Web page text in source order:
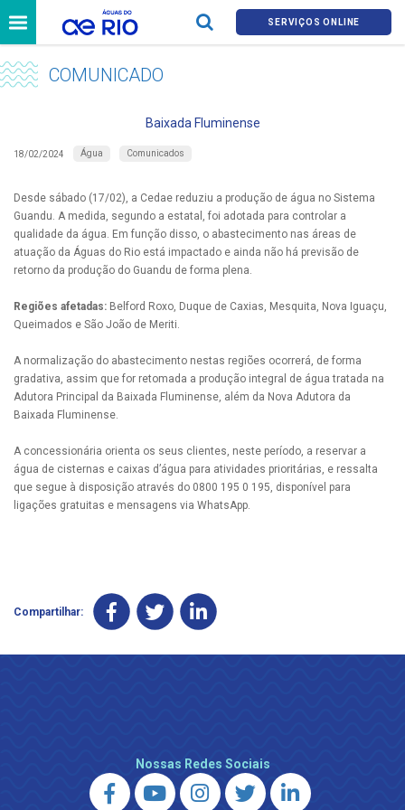
SERVIÇOS ONLINE
COMUNICADO
Baixada Fluminense
18/02/2024 Água Comunicados
Desde sábado (17/02), a Cedae reduziu a produção de água no Sistema
Guandu. A medida, segundo a estatal, foi adotada para controlar a
qualidade da água. Em função disso, o abastecimento nas áreas de
atuação da Águas do Rio está impactado e ainda não há previsão de
retorno da produção do Guandu de forma plena.
Regiões afetadas: Belford Roxo, Duque de Caxias, Mesquita, Nova Iguaçu,
Queimados e São João de Meriti.
A normalização do abastecimento nestas regiões ocorrerá, de forma
gradativa, assim que for retomada a produção integral de água tratada na
Adutora Principal da Baixada Fluminense, além da Nova Adutora da
Baixada Fluminense.
A concessionária orienta os seus clientes, neste período, a reservar a
água de cisternas e caixas d’água para atividades prioritárias, e ressalta
que segue à disposição através do 0800 195 0 195, disponível para
ligações gratuitas e mensagens via WhatsApp.
Compartilhar:
Nossas Redes Sociais